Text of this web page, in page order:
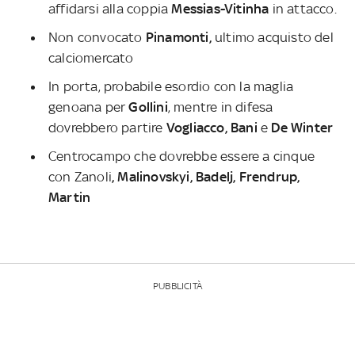
affidarsi alla coppiaMessias-Vitinha in attacco.
Non convocato Pinamonti,ultimo acquisto del
calciomercato
In porta, probabile esordio con la maglia
genoana perGollini, mentre in difesa
dovrebbero partire Vogliacco, Banie De Winter
Centrocampo che dovrebbe essere a cinque
con Zanoli, Malinovskyi, Badelj, Frendrup,
Martin
PUBBLICITÀ